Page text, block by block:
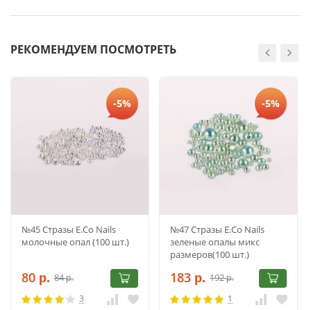
РЕКОМЕНДУЕМ ПОСМОТРЕТЬ
-5%
№45 Стразы E.Co Nails
молочные опал (100 шт.)
80 р. 84р.
3
-5%
№47 Стразы E.Co Nails
зеленые опалы микс
размеров(100 шт.)
183 р. 192р.
1